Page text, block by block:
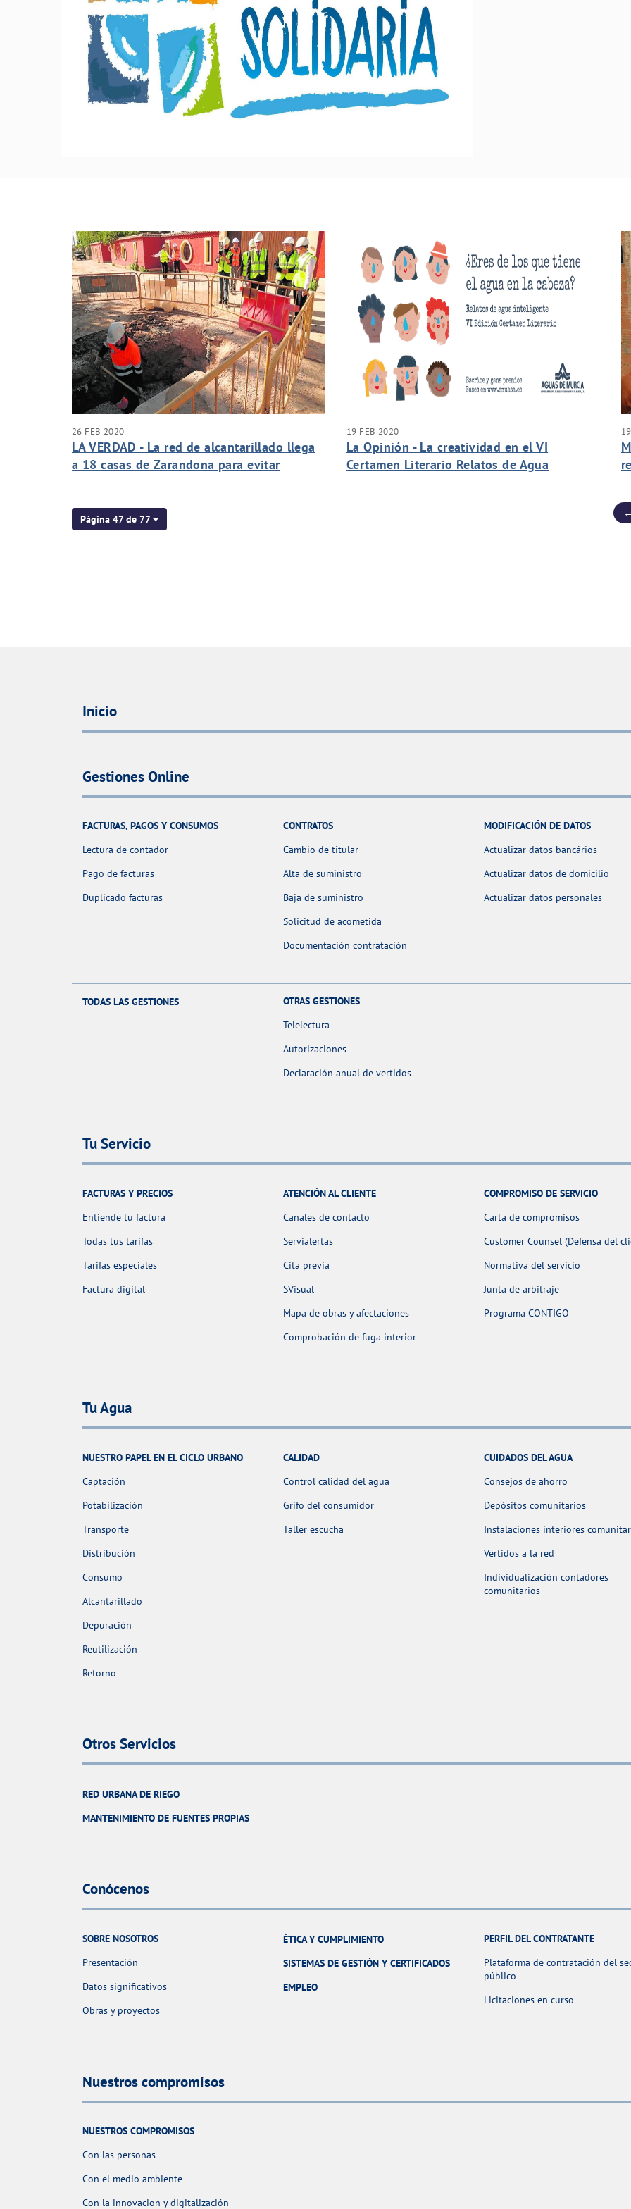
26 FEB 2020
LA VERDAD - La red de alcantarillado llega
a 18 casas de Zarandona para evitar
19 FEB 2020
La Opinión - La creatividad en el VI
Certamen Literario Relatos de Agua
Página 47 de 77
Inicio
Gestiones Online
FACTURAS, PAGOS Y CONSUMOS
Lectura de contador
Pago de facturas
Duplicado facturas
CONTRATOS
Cambio de titular
Alta de suministro
Baja de suministro
Solicitud de acometida
Documentación contratación
MODIFICACIÓN DE DATOS
Actualizar datos bancários
Actualizar datos de domicilio
Actualizar datos personales
TODAS LAS GESTIONES
OTRAS GESTIONES
Telelectura
Autorizaciones
Declaración anual de vertidos
Tu Servicio
FACTURAS Y PRECIOS
Entiende tu factura
Todas tus tarifas
Tarifas especiales
Factura digital
ATENCIÓN AL CLIENTE
Canales de contacto
Servialertas
Cita previa
SVisual
Mapa de obras y afectaciones
Comprobación de fuga interior
COMPROMISO DE SERVICIO
Carta de compromisos
Customer Counsel (Defensa del
Normativa del servicio
Junta de arbitraje
Programa CONTIGO
Tu Agua
NUESTRO PAPEL EN EL CICLO URBANO
Captación
Potabilización
Transporte
Distribución
Consumo
Alcantarillado
Depuración
Reutilización
Retorno
CALIDAD
Control calidad del agua
Grifo del consumidor
Taller escucha
CUIDADOS DEL AGUA
Consejos de ahorro
Depósitos comunitarios
Instalaciones interiores
Vertidos a la red
Individualización contadores
comunitarios
Otros Servicios
RED URBANA DE RIEGO
MANTENIMIENTO DE FUENTES PROPIAS
Conócenos
SOBRE NOSOTROS
Presentación
Datos significativos
Obras y proyectos
ÉTICA Y CUMPLIMIENTO
SISTEMAS DE GESTIÓN Y CERTIFICADOS
EMPLEO
PERFIL DEL CONTRATANTE
Plataforma de contratación del
público
Licitaciones en curso
Nuestros compromisos
NUESTROS COMPROMISOS
Con las personas
Con el medio ambiente
Con la innovacion y digitalización